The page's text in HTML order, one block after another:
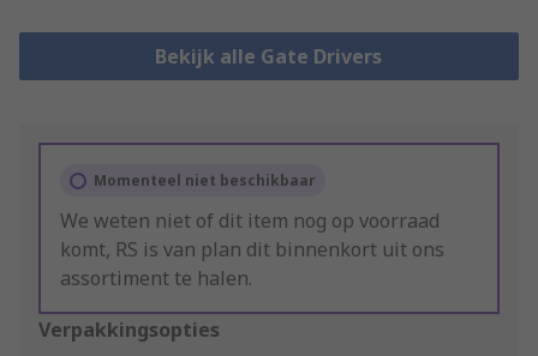
Bekijk alle Gate Drivers
Momenteel niet beschikbaar
We weten niet of dit item nog op voorraad
komt, RS is van plan dit binnenkort uit ons
assortiment te halen.
Verpakkingsopties